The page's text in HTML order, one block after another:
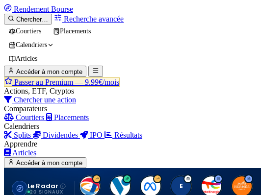
Rendement Bourse
Chercher… Recherche avancée
Courtiers
Placements
Calendriers
Articles
Accéder à mon compte
Passer au Premium — 9.99€/mois
Actions, ETF, Cryptos
Chercher une action
Comparateurs
Courtiers
Placements
Calendriers
Splits
Dividendes IPO
Résultats
Apprendre
Articles
Accéder à mon compte
Le Radar
20 SIGNAUX
T V M E T H